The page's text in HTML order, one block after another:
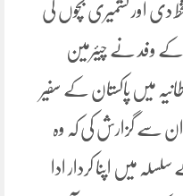
دی اور کشمیری بچوں کی
کے وفد نے چیئرمین
میں پاکستان کے سفیر
ان سے گزارش کی کہ وہ
میں اپنا کردار ادا